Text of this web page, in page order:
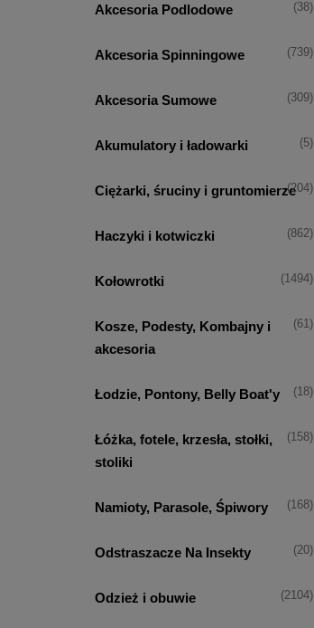
Akcesoria Podlodowe (38)
Akcesoria Spinningowe (739)
Akcesoria Sumowe (309)
Akumulatory i ładowarki (5)
Ciężarki, śruciny i gruntomierze(204)
Haczyki i kotwiczki (862)
Kołowrotki (1494)
Kosze, Podesty, Kombajny i
akcesoria
(61)
Łodzie, Pontony, Belly Boat'y (18)
Łóżka, fotele, krzesła, stołki,
stoliki
(158)
Namioty, Parasole, Śpiwory (168)
Odstraszacze Na Insekty (20)
Odzież i obuwie (2104)